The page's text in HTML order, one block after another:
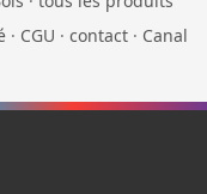
· CGU · contact · Canal